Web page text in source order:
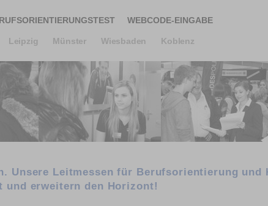
WEBCODE-EINGABE
Leipzig Münster Wiesbaden Koblenz
Unsere Leitmessen für Berufsorientierung und
und erweitern den Horizont!